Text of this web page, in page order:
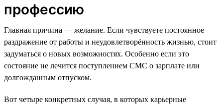
профессию
Главная причина — желание. Если чувствуете постоянное
раздражение от работы и неудовлетворённость жизнью, стоит
задуматься о новых возможностях. Особенно если это
состояние не лечится поступлением СМС о зарплате или
долгожданным отпуском.
Вот четыре конкретных случая, в которых карьерные